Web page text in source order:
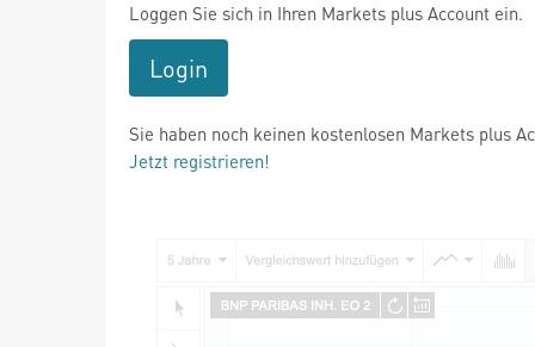
Loggen Sie sich in Ihren Markets plus Account ein.
Login
Sie haben noch keinen kostenlosen Markets plus
Jetzt registrieren!